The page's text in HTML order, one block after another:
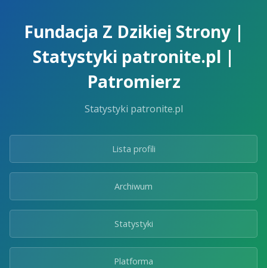
Fundacja Z Dzikiej Strony |
Statystyki patronite.pl |
Patromierz
Statystyki patronite.pl
Lista profili
Archiwum
Statystyki
Platforma